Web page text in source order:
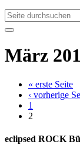
März
« erste Seite
‹ vorherige
1
2
eclipsed ROCK